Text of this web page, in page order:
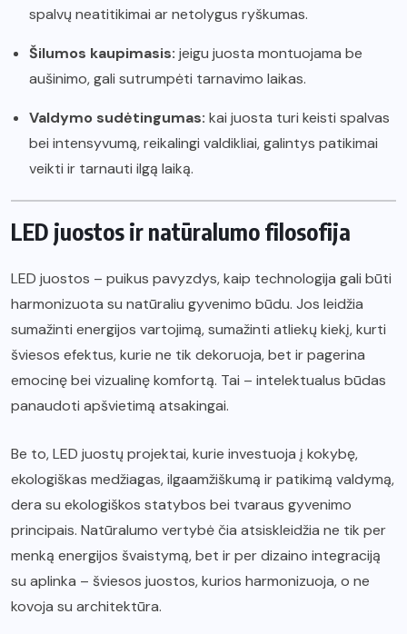
spalvų neatitikimai ar netolygus ryškumas.
Šilumos kaupimasis: jeigu juosta montuojama be
aušinimo, gali sutrumpėti tarnavimo laikas.
Valdymo sudėtingumas: kai juosta turi keisti spalvas
bei intensyvumą, reikalingi valdikliai, galintys patikimai
veikti ir tarnauti ilgą laiką.
LED juostos ir natūralumo filosofija
LED juostos – puikus pavyzdys, kaip technologija gali būti
harmonizuota su natūraliu gyvenimo būdu. Jos leidžia
sumažinti energijos vartojimą, sumažinti atliekų kiekį, kurti
šviesos efektus, kurie ne tik dekoruoja, bet ir pagerina
emocinę bei vizualinę komfortą. Tai – intelektualus būdas
panaudoti apšvietimą atsakingai.
Be to, LED juostų projektai, kurie investuoja į kokybę,
ekologiškas medžiagas, ilgaamžiškumą ir patikimą valdymą,
dera su ekologiškos statybos bei tvaraus gyvenimo
principais. Natūralumo vertybė čia atsiskleidžia ne tik per
menką energijos švaistymą, bet ir per dizaino integraciją
su aplinka – šviesos juostos, kurios harmonizuoja, o ne
kovoja su architektūra.